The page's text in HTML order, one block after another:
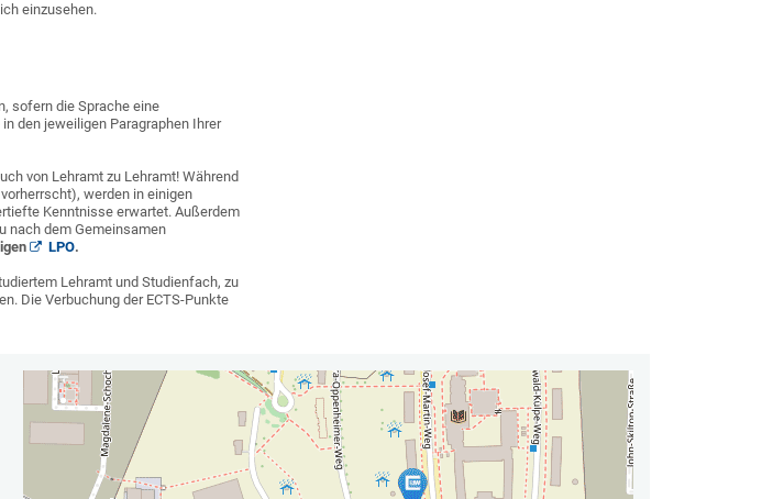
einzusehen.
sofern die Sprache eine
den jeweiligen Paragraphen Ihrer
von Lehramt zu Lehramt! Während
werden in einigen
Kenntnisse erwartet. Außerdem
nach dem Gemeinsamen
LPO.
Lehramt und Studienfach, zu
Die Verbuchung der ECTS-Punkte